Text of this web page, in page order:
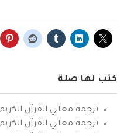
كتب لها صلة
ترجمة معاني القرآن الكريم
ترجمة معاني القرآن